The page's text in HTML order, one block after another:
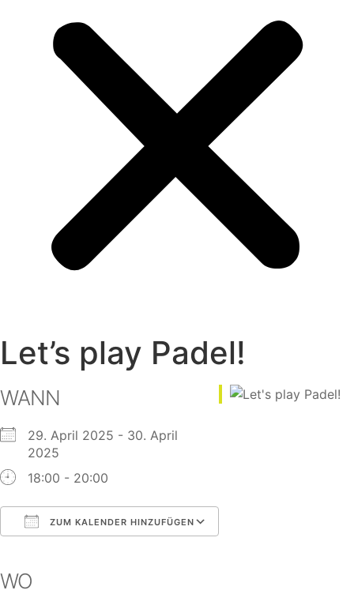
Let’s play Padel!
WANN
29. April 2025 - 30. April
2025
18:00 - 20:00
ZUM KALENDER HINZUFÜGEN
WO